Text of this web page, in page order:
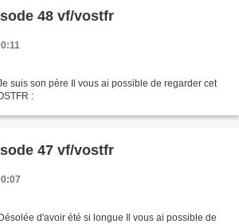
48 vf/vostfr
suis son père Il vous ai possible de regarder cet
:
47 vf/vostfr
d'avoir été si longue Il vous ai possible de